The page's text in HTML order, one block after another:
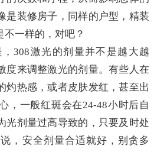
是装修房子，同样的户型，精装
一样的，对吧？
308激光的剂量并不是越大越
度来调整激光的剂量。有些人在
灼热感，或者皮肤发红，甚至出
，一般红斑会在24-48小时后自
光剂量过高导致的，只要及时处
，安全剂量合适就好，别贪多